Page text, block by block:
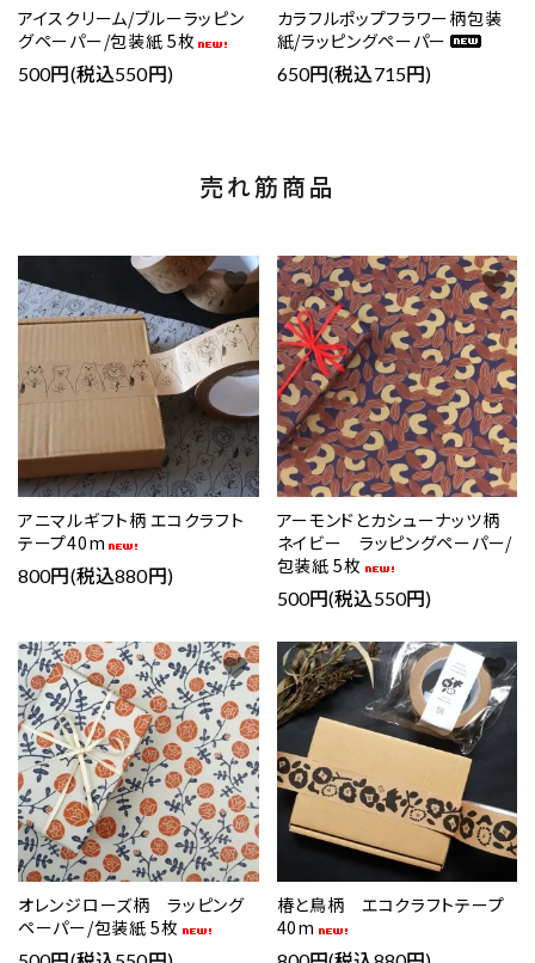
アイスクリーム/ブルーラッピン
グペーパー/包装紙 5枚
500円(税込550円)
カラフルポップフラワー柄包装
紙/ラッピングペーパー
650円(税込715円)
売れ筋商品
アニマルギフト柄 エコクラフト
テープ40m
800円(税込880円)
favorite
アーモンドとカシューナッツ柄
ネイビー ラッピングペーパー/
包装紙 5枚
500円(税込550円)
favorite
オレンジローズ柄 ラッピング
ペーパー/包装紙 5枚
favorite
椿と鳥柄 エコクラフトテープ
40m
favorite